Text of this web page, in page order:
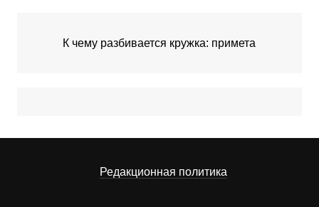
К чему разбивается кружка: примета
Редакционная политика